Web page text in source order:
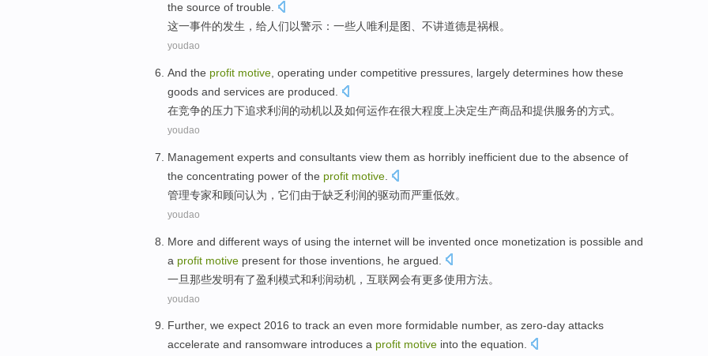
the source of trouble.
这一事件的发生 ， 给人们以警示 ： 一些人唯利是图 、不讲道德是祸根。
youdao
And the profit motive operating under competitive pressures largely determines how these
goods and services are produced
在竞争的压力下追求利润的动机以及如何运作在很大程度上决定生产商品和提供服务的方式。
youdao
Management experts and consultants view them as horribly inefficient due to the absence of
the concentrating power of the profit motive
管理专家和顾问认为 ， 它们由于缺乏利润的驱动而严重低效。
youdao
More and different ways of using the internet will be invented once monetization is possible and
a profit motive present for those inventions , he argued.
一旦那些发明有了盈利模式和利润动机 ， 互联网会有更多使用方法。
youdao
Further, we expect 2016 to track an even more formidable number, as zero-day attacks
accelerate and ransomware introduces a profit motive into the equation.